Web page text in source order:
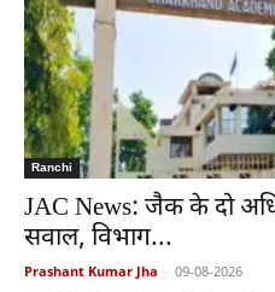
Ranchi
JAC News: जैक के दो
सवाल, विभाग...
Prashant Kumar Jha - 09-08-2026